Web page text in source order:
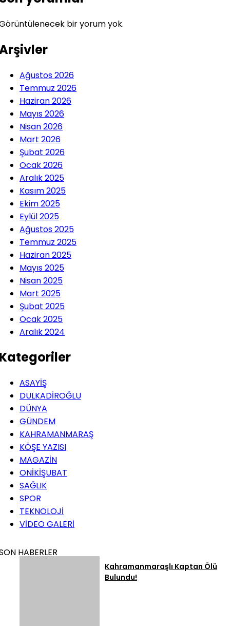
bir yorum yok.
Ağustos 2026
Temmuz 2026
Haziran 2026
Mayıs 2026
Nisan 2026
Mart 2026
Şubat 2026
Ocak 2026
Aralık 2025
Kasım 2025
Ekim 2025
Eylül 2025
Ağustos 2025
Temmuz 2025
Haziran 2025
Mayıs 2025
Nisan 2025
Mart 2025
Şubat 2025
Ocak 2025
Aralık 2024
ASAYİŞ
DULKADİROĞLU
DÜNYA
GÜNDEM
KAHRAMANMARAŞ
KÖŞE YAZISI
MAGAZİN
ONİKİŞUBAT
SAĞLIK
SPOR
TEKNOLOJİ
VİDEO GALERİ
HABERLER
Kahramanmaraşlı Kaptan Ölü
Bulundu!